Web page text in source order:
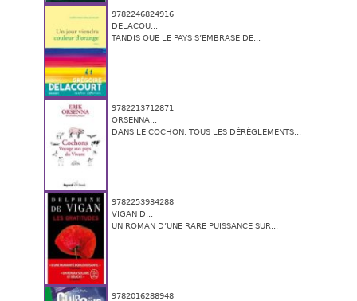
9782246824916
DELACOU...
TANDIS QUE LE PAYS S’EMBRASE DE...
9782213712871
ORSENNA...
DANS LE COCHON, TOUS LES DÉRÈGLEMENTS...
9782253934288
VIGAN D...
UN ROMAN D’UNE RARE PUISSANCE SUR...
9782016288948